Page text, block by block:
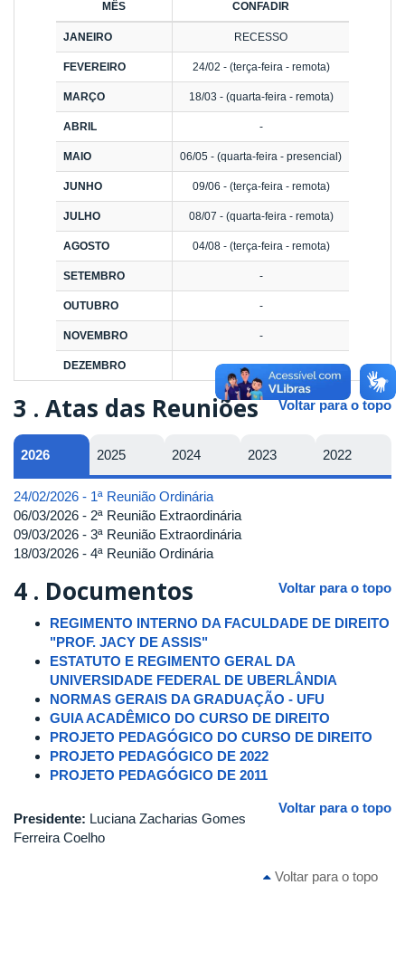
MÊS CONFADIR
JANEIRO RECESSO
FEVEREIRO 24/02 - (terça-feira - remota)
MARÇO 18/03 - (quarta-feira - remota)
ABRIL -
MAIO 06/05 - (quarta-feira - presencial)
JUNHO 09/06 - (terça-feira - remota)
JULHO 08/07 - (quarta-feira - remota)
AGOSTO 04/08 - (terça-feira - remota)
SETEMBRO -
OUTUBRO -
NOVEMBRO -
DEZEMBRO -
Voltar para o topo
3 . Atas das Reuniões
2026
24/02/2026 - 1ª Reunião Ordinária
06/03/2026 - 2ª Reunião Extraordinária
09/03/2026 - 3ª Reunião Extraordinária
18/03/2026 - 4ª Reunião Ordinária
2025 2024 2023 2022
Voltar para o topo
4 . Documentos
REGIMENTO INTERNO DA FACULDADE DE DIREITO
"PROF. JACY DE ASSIS"
ESTATUTO E REGIMENTO GERAL DA
UNIVERSIDADE FEDERAL DE UBERLÂNDIA
NORMAS GERAIS DA GRADUAÇÃO - UFU
GUIA ACADÊMICO DO CURSO DE DIREITO
PROJETO PEDAGÓGICO DO CURSO DE DIREITO
PROJETO PEDAGÓGICO DE 2022
PROJETO PEDAGÓGICO DE 2011
Voltar para o topo
Presidente: Luciana Zacharias Gomes
Ferreira Coelho
Voltar para o topo